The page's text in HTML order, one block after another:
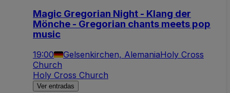
Magic Gregorian Night - Klang der
Mönche - Gregorian chants meets pop
music
19:00 Gelsenkirchen, AlemaniaHoly Cross
Church
Holy Cross Church
Ver entradas